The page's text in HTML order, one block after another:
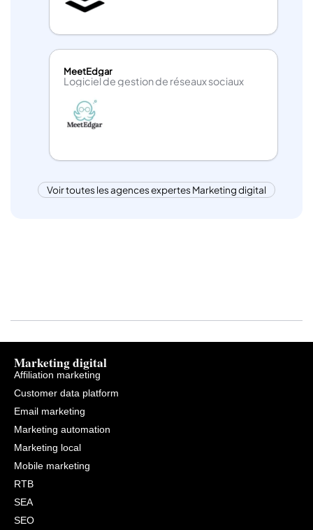
MeetEdgar
Logiciel de gestion de réseaux sociaux
Voir toutes les agences expertes Marketing digital
Marketing digital
Affiliation marketing
Customer data platform
Email marketing
Marketing automation
Marketing local
Mobile marketing
RTB
SEA
SEO